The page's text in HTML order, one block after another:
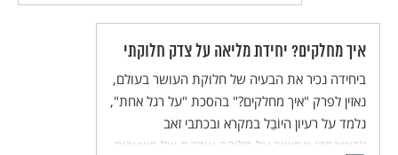
איך מחלקים? יחידת מליאה על צדק חלוקתי
ביחידה נכיר את הבעיה של חלוקת העושר בעולם,
נאזין לפרק "איך מחלקים?" בהסכת "על רגל אחת",
נלמד על רעיון היוֹבֵל במקרא ובכתבי זאב
ז'בוטינסקי ונחשוב על חלוקה צודקת של משאבים.